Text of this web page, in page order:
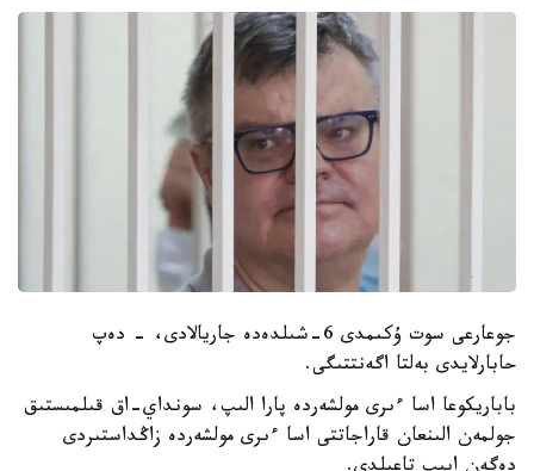
جوعارعى سوت ۇكىمدى 6-شىلدەدە جاريالادى، - دەپ
حابارلايدى بەلتا اگەنتتىگى.
باباريكوعا اسا ءىرى مولشەردە پارا الىپ، سونداي-اق قىلمىستىق
جولمەن الىنعان قاراجاتتى اسا ءىرى مولشەردە زاڭداستىردى